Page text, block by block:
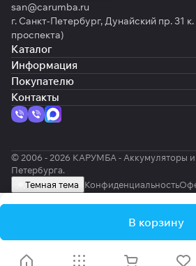
В корзину
san@carumba.ru
г. Санкт-Петербург, Дунайский пр. 31
проспекта)
Каталог
Информация
Покупателю
Контакты
© 2006 - 2026 КАРУМБА - Аккумуляторы и
Петербурга.
Темная тема Конфиденциальность